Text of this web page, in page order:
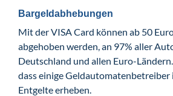
Bargeldabhebungen
Mit der VISA Card können ab 50
abgehoben werden, an 97% aller
Deutschland und allen Euro-
dass einige Geldautomatenbetreiber
Entgelte erheben.